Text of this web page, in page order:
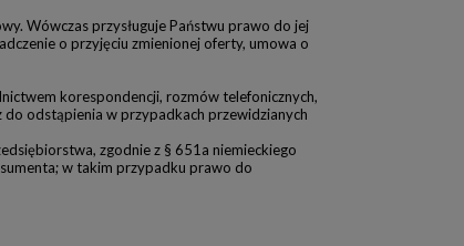
Wówczas przysługuje Państwu prawo do jej
o przyjęciu zmienionej oferty, umowa o
korespondencji, rozmów telefonicznych,
odstąpienia w przypadkach przewidzianych
zgodnie z § 651a niemieckiego
w takim przypadku prawo do